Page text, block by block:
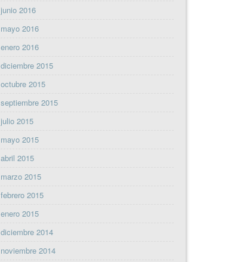
junio 2016
mayo 2016
enero 2016
diciembre 2015
octubre 2015
septiembre 2015
julio 2015
mayo 2015
abril 2015
marzo 2015
febrero 2015
enero 2015
diciembre 2014
noviembre 2014